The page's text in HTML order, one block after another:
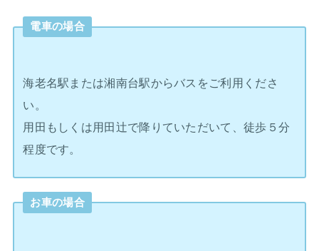
電車の場合
海老名駅または湘南台駅からバスをご利用くださ
い。
用田もしくは用田辻で降りていただいて、徒歩５分
程度です。
お車の場合